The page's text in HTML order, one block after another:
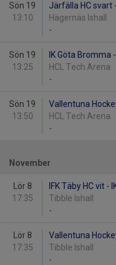
Sön 19
13:10
Järfälla HC svart
Hägernäs Ishall
-
Sön 19
13:25
IK Göta Bromma
HCL Tech Arena
-
Sön 19
13:50
Vallentuna
HCL Tech Arena
-
November
Lör 8
17:35
IFK Täby HC vit -
Tibble Ishall
-
Lör 8
17:35
Vallentuna
Tibble Ishall
-